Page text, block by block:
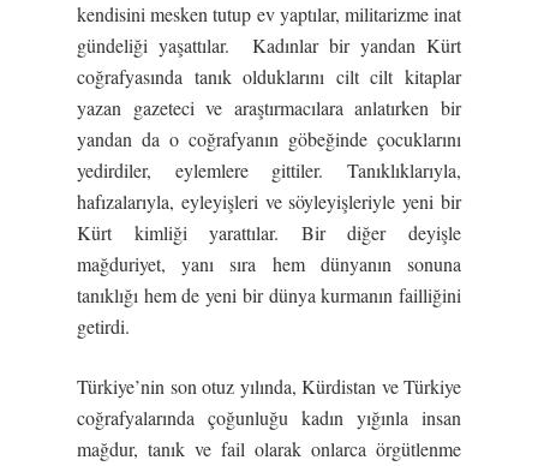
kendisini mesken tutup ev yaptılar, militarizme inat
gündeliği yaşattılar. Kadınlar bir yandan Kürt
coğrafyasında tanık olduklarını cilt cilt kitaplar
yazan gazeteci ve araştırmacılara anlatırken bir
yandan da o coğrafyanın göbeğinde çocuklarını
yedirdiler, eylemlere gittiler. Tanıklıklarıyla,
hafızalarıyla, eyleyişleri ve söyleyişleriyle yeni bir
Kürt kimliği yarattılar. Bir diğer deyişle
mağduriyet, yanı sıra hem dünyanın sonuna
tanıklığı hem de yeni bir dünya kurmanın failliğini
getirdi.
Türkiye’nin son otuz yılında, Kürdistan ve Türkiye
coğrafyalarında çoğunluğu kadın yığınla insan
mağdur, tanık ve fail olarak onlarca örgütlenme